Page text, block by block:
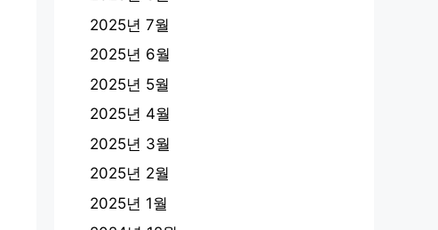
2025년 7월
2025년 6월
2025년 5월
2025년 4월
2025년 3월
2025년 2월
2025년 1월